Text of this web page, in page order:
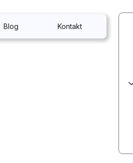
Blog Kontakt